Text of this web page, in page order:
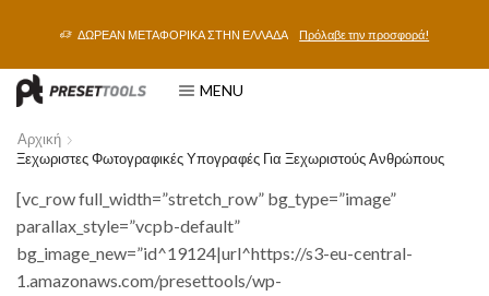
ΔΩΡΕΑΝ ΜΕΤΑΦΟΡΙΚΑ ΣΤΗΝ ΕΛΛΑΔΑ Πρόλαβε την προσφορά!
MENU
Αρχική
Ξεχωριστες Φωτογραφικές Υπογραφές Για Ξεχωριστούς Ανθρώπους
[vc_row full_width=”stretch_row” bg_type=”image”
parallax_style=”vcpb-default”
bg_image_new=”id^19124|url^https://s3-eu-central-
1.amazonaws.com/presettools/wp-